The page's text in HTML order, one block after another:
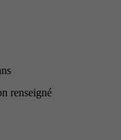
renseigné